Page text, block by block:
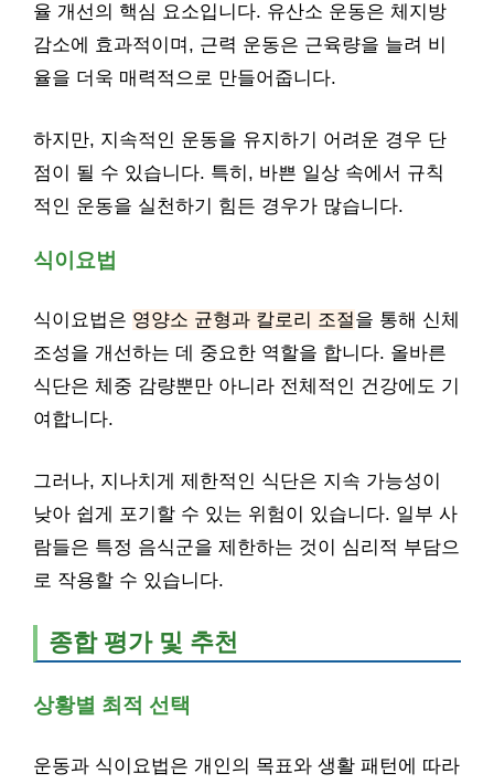
율 개선의 핵심 요소입니다. 유산소 운동은 체지방
감소에 효과적이며, 근력 운동은 근육량을 늘려 비
율을 더욱 매력적으로 만들어줍니다.
하지만, 지속적인 운동을 유지하기 어려운 경우 단
점이 될 수 있습니다. 특히, 바쁜 일상 속에서 규칙
적인 운동을 실천하기 힘든 경우가 많습니다.
식이요법
식이요법은 영양소 균형과 칼로리 조절을 통해 신체
조성을 개선하는 데 중요한 역할을 합니다. 올바른
식단은 체중 감량뿐만 아니라 전체적인 건강에도 기
여합니다.
그러나, 지나치게 제한적인 식단은 지속 가능성이
낮아 쉽게 포기할 수 있는 위험이 있습니다. 일부 사
람들은 특정 음식군을 제한하는 것이 심리적 부담으
로 작용할 수 있습니다.
종합 평가 및 추천
상황별 최적 선택
운동과 식이요법은 개인의 목표와 생활 패턴에 따라